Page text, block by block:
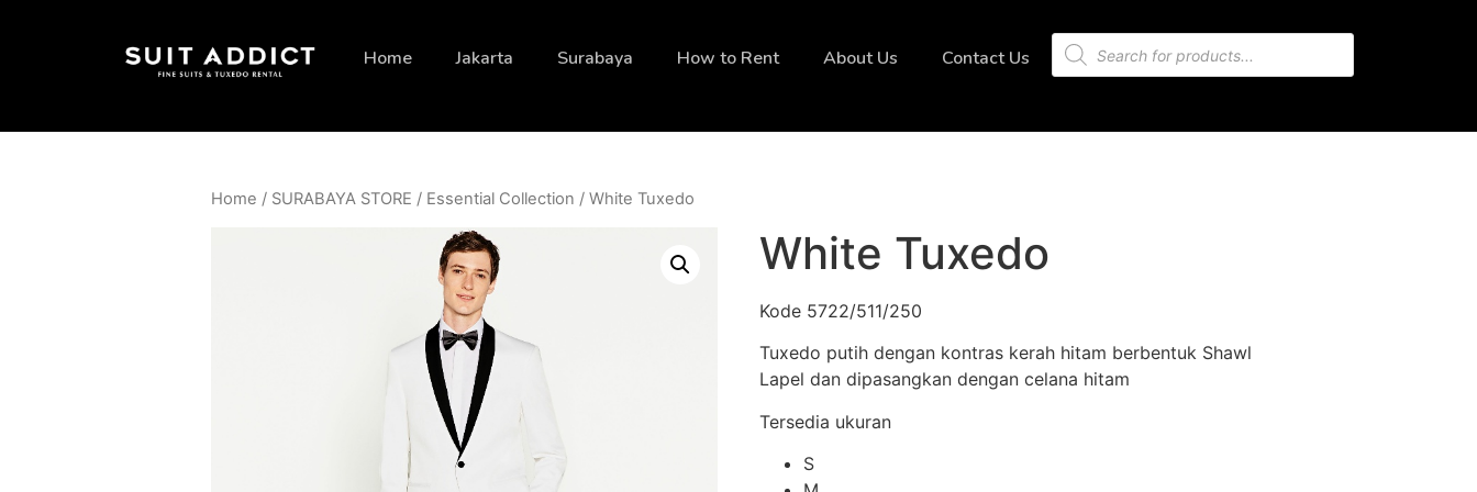
Home Jakarta Surabaya How to Rent About Us Contact Us
Home / SURABAYA STORE / Essential Collection / White Tuxedo
White Tuxedo
Kode 5722/511/250
Tuxedo putih dengan kontras kerah hitam berbentuk Shawl
Lapel dan dipasangkan dengan celana hitam
Tersedia ukuran
S